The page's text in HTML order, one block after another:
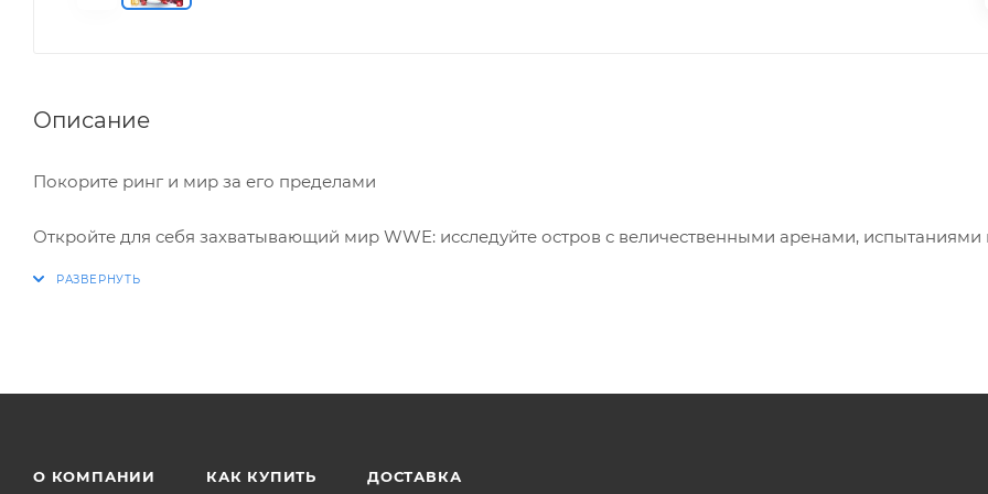
Описание
Покорите ринг и мир за его пределами
Откройте для себя захватывающий мир WWE: исследуйте остров с величественными аренами, испытаниями
О КОМПАНИИ КАК КУПИТЬ ДОСТАВКА